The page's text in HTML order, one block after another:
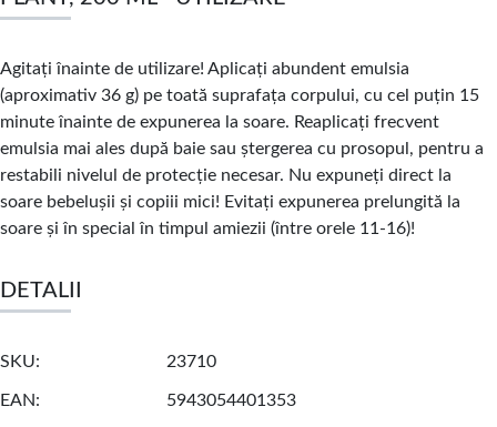
Agitaţi înainte de utilizare! Aplicaţi abundent emulsia
(aproximativ 36 g) pe toată suprafaţa corpului, cu cel puţin 15
minute înainte de expunerea la soare. Reaplicaţi frecvent
emulsia mai ales după baie sau ştergerea cu prosopul, pentru a
restabili nivelul de protecţie necesar. Nu expuneţi direct la
soare bebeluşii şi copiii mici! Evitaţi expunerea prelungită la
soare şi în special în timpul amiezii (între orele 11-16)!
DETALII
SKU 23710
EAN 5943054401353